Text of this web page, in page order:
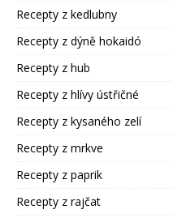
Recepty z kedlubny
Recepty z dýně hokaidó
Recepty z hub
Recepty z hlívy ústřičné
Recepty z kysaného zelí
Recepty z mrkve
Recepty z paprik
Recepty z rajčat